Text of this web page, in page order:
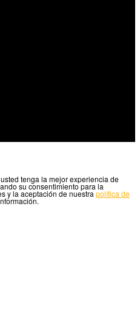
tenga la mejor experiencia de
su consentimiento para la
y la aceptación de nuestra política de